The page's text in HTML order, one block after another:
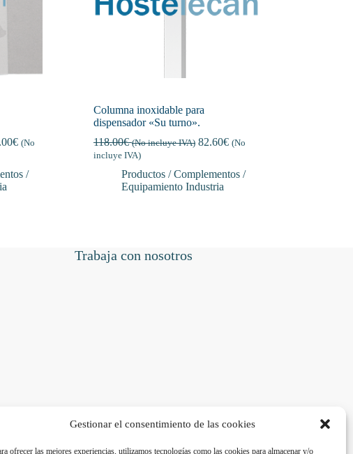
Gestionar el consentimiento de las cookies
ofrecer las mejores experiencias, utilizamos tecnologías como las cookies para almacenar y/o
€ (No
/
Columna inoxidable para
dispensador «Su turno».
118.00€ (No incluye IVA) 82.60€ (No
incluye IVA)
Productos / Complementos /
Equipamiento Industria
Trabaja con nosotros